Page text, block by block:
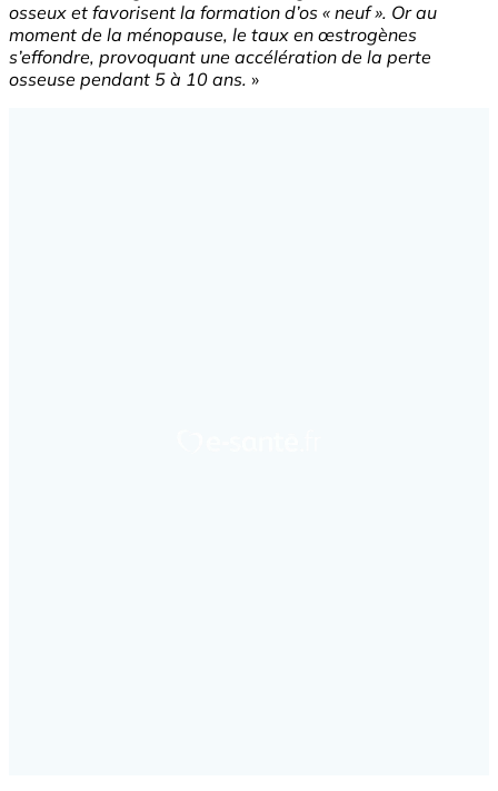
osseux et favorisent la formation d’os « neuf ». Or au
moment de la ménopause, le taux en œstrogènes
s’effondre, provoquant une accélération de la perte
osseuse pendant 5 à 10 ans. »